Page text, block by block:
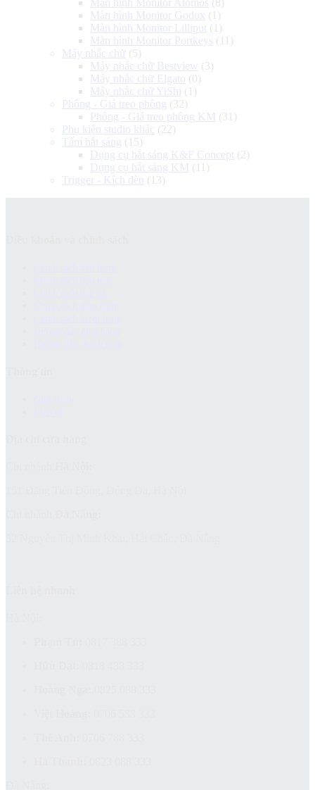
Màn hình Monitor Godox (1)
Màn hình Monitor Lilliput (1)
Màn hình Monitor Portkeys (11)
Máy nhắc chữ (5)
Máy nhắc chữ Bestview (3)
Máy nhắc chữ Elgato (0)
Máy nhắc chữ YiShi
(1)
Phông - Giá treo phông (32)
Phông - Giá treo phông KM (31)
Phụ kiện studio khác (22)
Tấm hắt sáng (15)
Dụng cụ hắt sáng K&F Concept (2)
Dụng cụ hắt sáng KM (11)
Trigger - Kích đèn
(13)